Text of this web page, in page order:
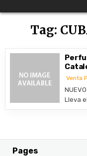
Tag:
Venta
Lleva
Pages